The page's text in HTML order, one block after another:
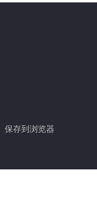
保存到浏览器